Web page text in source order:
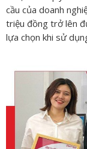
cầu của doanh
triệu đồng trở lên
lựa chọn khi sử